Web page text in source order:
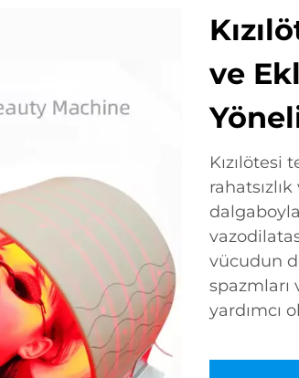
ve
Kızılötesi
vücudun
spazmları
yardımcı